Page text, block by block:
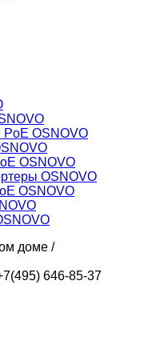
OSNOVO
OSNOVO
OSNOVO
OSNOVO
646-85-37